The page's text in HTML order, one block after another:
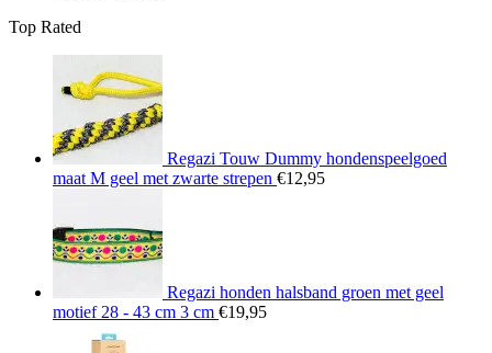
Top Rated
Regazi Touw Dummy hondenspeelgoed
maat M geel met zwarte strepen €12,95
Regazi honden halsband groen met geel
motief 28 - 43 cm 3 cm €19,95